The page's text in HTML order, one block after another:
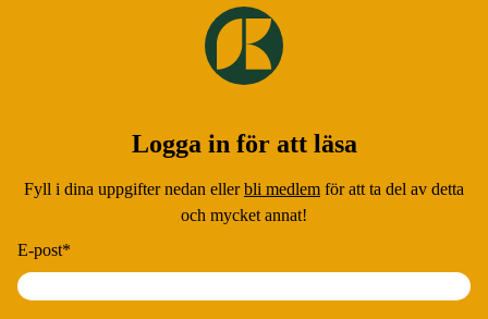
Logga in för att läsa
Fyll i dina uppgifter nedan ellerbli medlem för att ta del av detta
och mycket annat!
E-post*